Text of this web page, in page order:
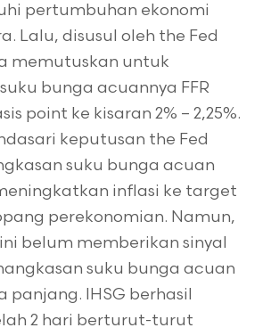
pertumbuhan ekonomi
Lalu, disusul oleh the Fed
memutuskan untuk
bunga acuannya FFR
point ke kisaran 2% – 2,25%.
keputusan the Fed
suku bunga acuan
inflasi ke target
perekonomian. Namun,
belum memberikan sinyal
suku bunga acuan
IHSG berhasil
2 hari berturut-turut